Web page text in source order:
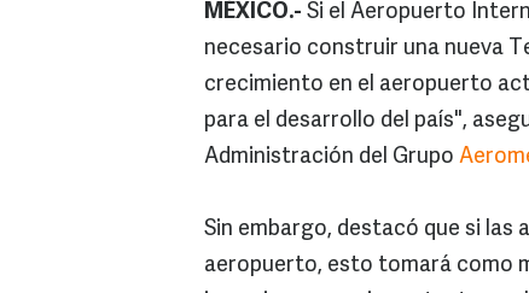
MÉXICO.- Si el Aeropuerto
necesario construir una nueva
crecimiento en el aeropuerto
para el desarrollo del país",
Administración del Grupo
Sin embargo, destacó que si las
aeropuerto, esto tomará como